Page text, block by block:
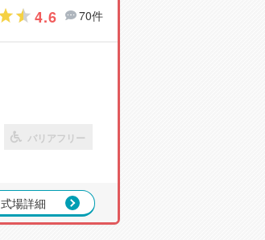
4.6 70件
バリアフリー
式場詳細